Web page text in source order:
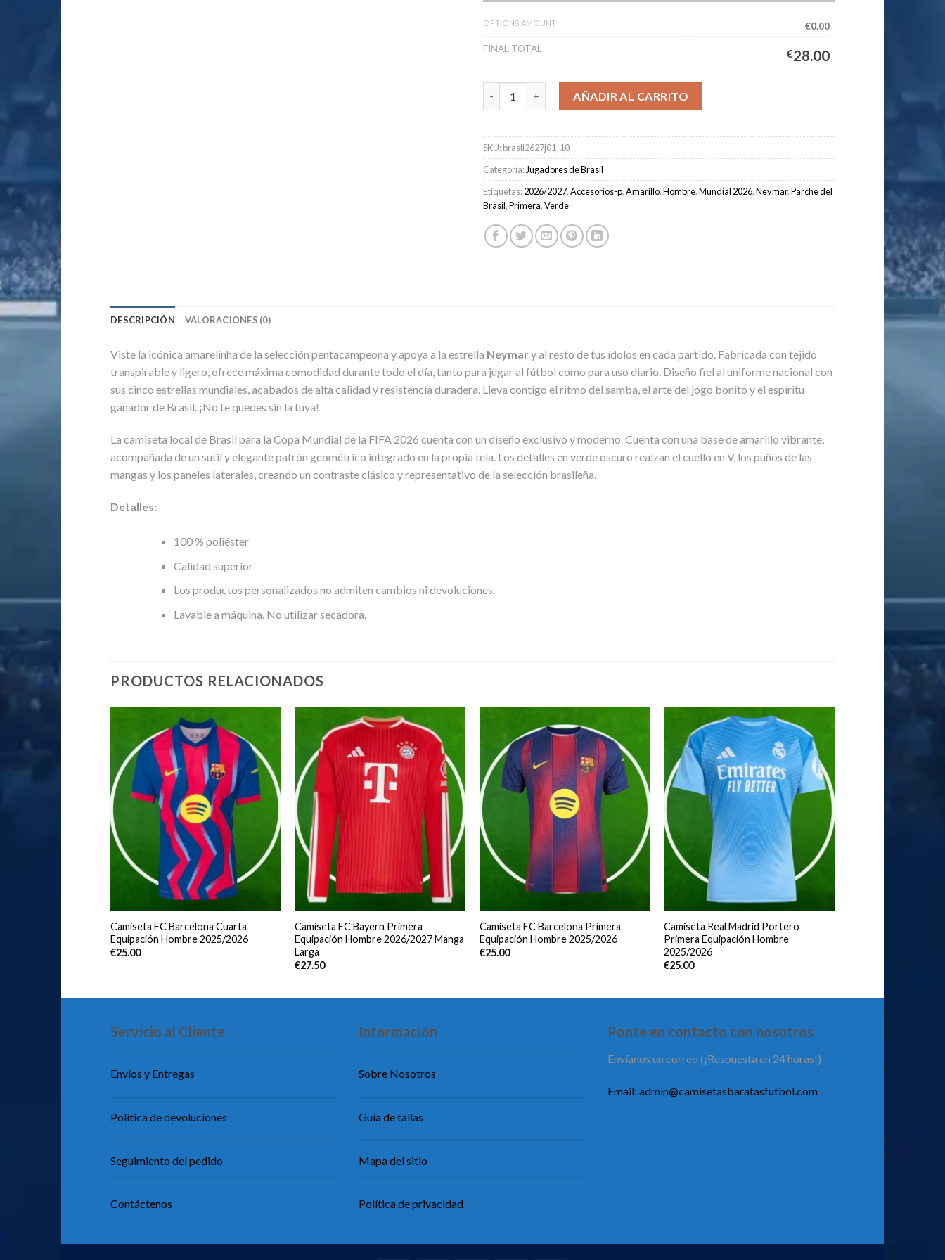
OPTIONS AMOUNT
€0.00
FINAL TOTAL
€28.00
Camiseta Brasil Primera Equipación Hombre 2026/2027 - NEYMAR JR #10 cantidad
AÑADIR AL CARRITO
SKU:brasil2627j01-10
Categoría: Jugadores de Brasil
Etiquetas:2026/2027,Accesorios-p,Amarillo,Hombre,Mundial 2026,Neymar,Parche del
Brasil,Primera,Verde
DESCRIPCIÓN VALORACIONES (0)
Viste la icónica amarelinha de la selección pentacampeona y apoya a la estrella Neymar y al resto de tus ídolos en cada partido. Fabricada con tejido
transpirable y ligero, ofrece máxima comodidad durante todo el día, tanto para jugar al fútbol como para uso diario. Diseño fiel al uniforme nacional con
sus cinco estrellas mundiales, acabados de alta calidad y resistencia duradera. Lleva contigo el ritmo del samba, el arte del jogo bonito y el espíritu
ganador de Brasil. ¡No te quedes sin la tuya!
La camiseta local de Brasil para la Copa Mundial de la FIFA 2026 cuenta con un diseño exclusivo y moderno. Cuenta con una base de amarillo vibrante,
acompañada de un sutil y elegante patrón geométrico integrado en la propia tela. Los detalles en verde oscuro realzan el cuello en V, los puños de las
mangas y los paneles laterales, creando un contraste clásico y representativo de la selección brasileña.
Detalles:
100 % poliéster
Calidad superior
Los productos personalizados no admiten cambios ni devoluciones.
Lavable a máquina. No utilizar secadora.
PRODUCTOS RELACIONADOS
Camiseta FC Barcelona Cuarta
Equipación Hombre 2025/2026
€25.00
Camiseta FC Bayern Primera
Equipación Hombre 2026/2027 Manga
Larga
€27.50
Camiseta FC Barcelona Primera
Equipación Hombre 2025/2026
€25.00
Camiseta Real Madrid Portero
Primera Equipación Hombre
2025/2026
€25.00
Servicio al Cliente
Envíos y Entregas
Política de devoluciones
Seguimiento del pedido
Contáctenos
Información
Sobre Nosotros
Guía de tallas
Mapa del sitio
Política de privacidad
Ponte en contacto con nosotros
Envíanos un correo (¡Respuesta en 24 horas!)
Email: admin@camisetasbaratasfutbol.com